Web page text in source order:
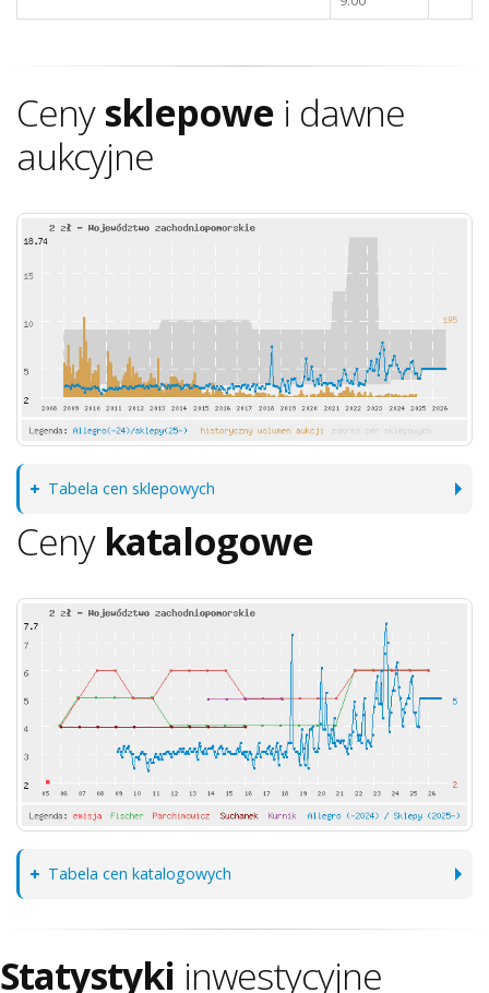
Cenysklepowe i dawne
aukcyjne
Tabela cen sklepowych
Ceny katalogowe
Tabela cen katalogowych
Statystyki inwestycyjne